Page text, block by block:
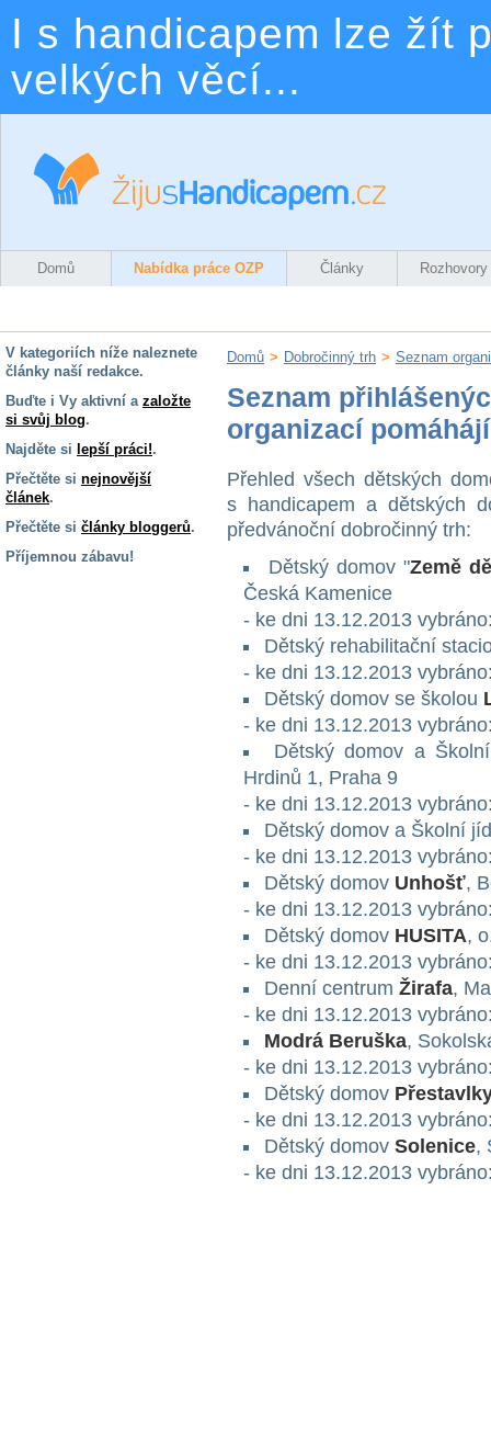
I s handicapem lze žít
velkých věcí...
Domů Nabídka práce OZP Články Rozhovory
V kategoriích níže naleznete
články naší redakce.
Buďte i Vy aktivní a založte
si svůj blog.
Najděte si lepší práci!.
Přečtěte si nejnovější
článek.
Přečtěte si články bloggerů.
Příjemnou zábavu!
Domů > Dobročinný trh > Seznam
Seznam
organizací
Přehled všech dětských
s handicapem a dětských
předvánoční dobročinný trh:
Dětský domov "Země
Česká Kamenice
- ke dni 13.12.2013
Dětský rehabilitační
- ke dni 13.12.2013
Dětský domov se školou
- ke dni 13.12.2013
Dětský domov a
Hrdinů 1, Praha 9
- ke dni 13.12.2013
Dětský domov a Školní
- ke dni 13.12.2013
Dětský domov Unhošť,
- ke dni 13.12.2013
Dětský domov HUSITA,
- ke dni 13.12.2013
Denní centrum Žirafa,
- ke dni 13.12.2013
Modrá Beruška,
- ke dni 13.12.2013
Dětský domov
- ke dni 13.12.2013
Dětský domov Solenice,
- ke dni 13.12.2013